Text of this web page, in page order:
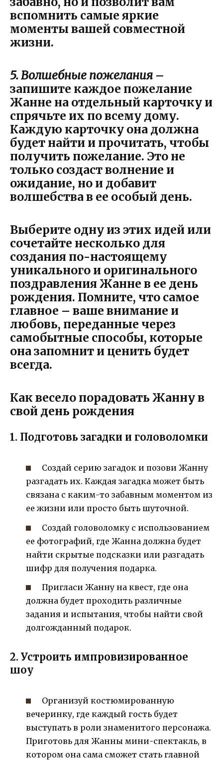
вспомнить самые яркие
моменты вашей совместной
жизни.
5. Волшебные пожелания –
запишите каждое пожелание
Жанне на отдельный карточку и
спрячьте их по всему дому.
Каждую карточку она должна
будет найти и прочитать, чтобы
получить пожелание. Это не
только создаст волнение и
ожидание, но и добавит
волшебства в ее особый день.
Выберите одну из этих идей или
сочетайте несколько для
создания по-настоящему
уникального и оригинального
поздравления Жанне в ее день
рождения. Помните, что самое
главное – ваше внимание и
любовь, переданные через
самобытные способы, которые
она запомнит и ценить будет
всегда.
Как весело порадовать Жанну в
свой день рождения
1. Подготовь загадки и головоломки
Создай серию загадок и позови Жанну
разгадать их. Каждая загадка может быть
связана с каким-то забавным моментом из
ее жизни или просто быть шуточной.
Создай головоломку с использованием
ее фотографий, где Жанна должна будет
найти скрытые подсказки или разгадать
шифр для получения подарка.
Пригласи Жанну на квест, где она
должна будет проходить различные
задания и испытания, чтобы найти свой
долгожданный подарок.
2. Устроить импровизированное
шоу
Организуй костюмированную
вечеринку, где каждый гость будет
выступать в роли знаменитого персонажа.
Приготовь для Жанны мини-спектакль, в
котором она сама сможет стать главной